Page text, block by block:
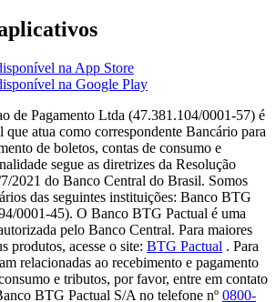
de Pagamento Ltda (47.381.104/0001-57) é
atua como correspondente Bancário para
de boletos, contas de consumo e
segue as diretrizes da Resolução
2021 do Banco Central do Brasil. Somos
das seguintes instituições: Banco BTG
0001-45). O Banco BTG Pactual é uma
pelo Banco Central. Para maiores
produtos, acesse o site: BTG Pactual . Para
relacionadas ao recebimento e pagamento
e tributos, por favor, entre em contato
BTG Pactual S/A no telefone nº 0800-